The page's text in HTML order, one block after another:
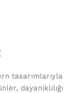
tasarımlarıyla
dayanıklılığı